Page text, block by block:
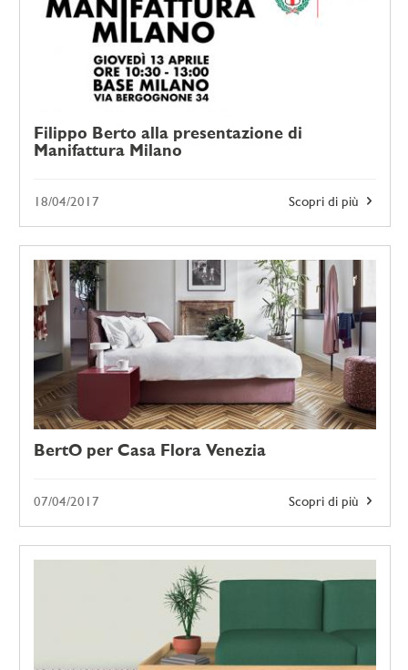
Filippo Berto alla presentazione di
Manifattura Milano
Scopri di più
18/04/2017
BertO per Casa Flora Venezia
Scopri di più
07/04/2017